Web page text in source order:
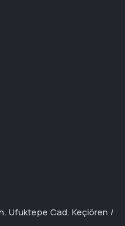
Ufuktepe Cad. Keçiören /